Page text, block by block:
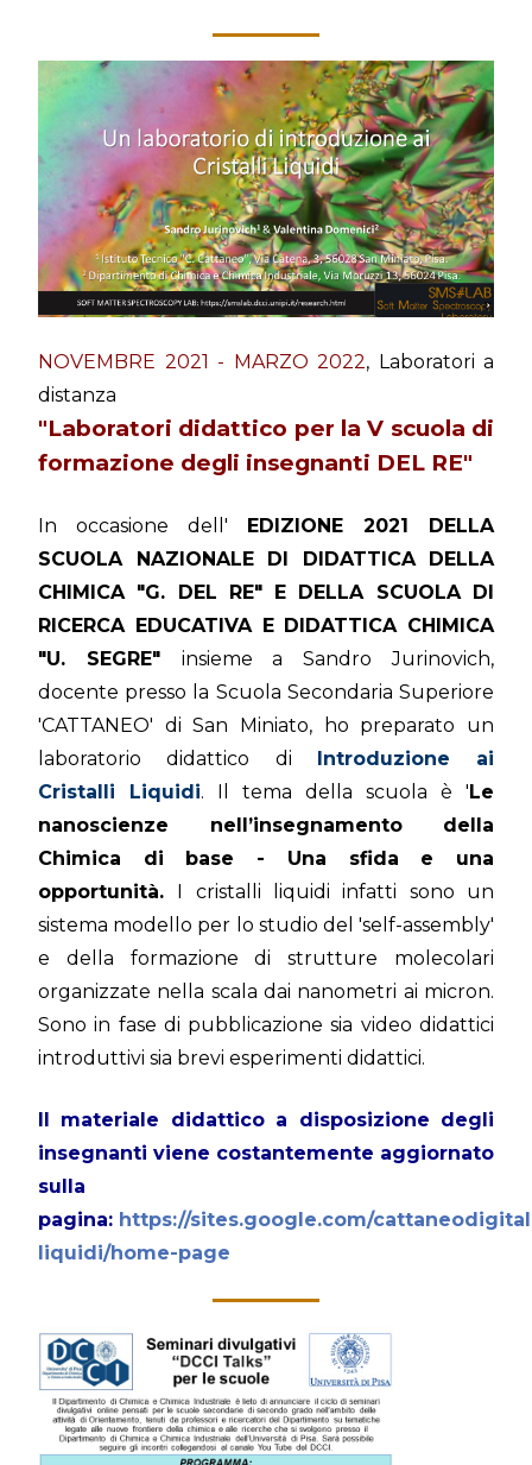
NOVEMBRE 2021 - MARZO 2022, Laboratori a
distanza
"Laboratori didattico per la V scuola di
formazione degli insegnanti DEL RE"
In occasione dell' EDIZIONE 2021 DELLA
SCUOLA NAZIONALE DI DIDATTICA DELLA
CHIMICA "G. DEL RE" E DELLA SCUOLA DI
RICERCA EDUCATIVA E DIDATTICA CHIMICA
"U. SEGRE" insieme a Sandro Jurinovich,
docente presso la Scuola Secondaria Superiore
'CATTANEO' di San Miniato, ho preparato un
laboratorio didattico di Introduzione ai
Cristalli Liquidi. Il tema della scuola è 'Le
nanoscienze nell’insegnamento della
Chimica di base - Una sfida e una
opportunità. I cristalli liquidi infatti sono un
sistema modello per lo studio del 'self-assembly'
e della formazione di strutture molecolari
organizzate nella scala dai nanometri ai micron.
Sono in fase di pubblicazione sia video didattici
introduttivi sia brevi esperimenti didattici.
Il materiale didattico a disposizione degli
insegnanti viene costantemente aggiornato
sulla
pagina: https://sites.google.com/
liquidi/home-page